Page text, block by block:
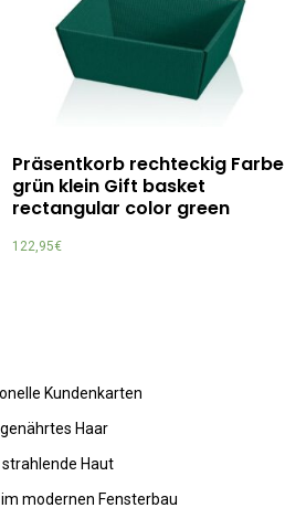
Präsentkorb rechteckig Farbe
grün klein Gift basket
rectangular color green
122,95€
Kundenkarten
Haar
Haut
modernen Fensterbau